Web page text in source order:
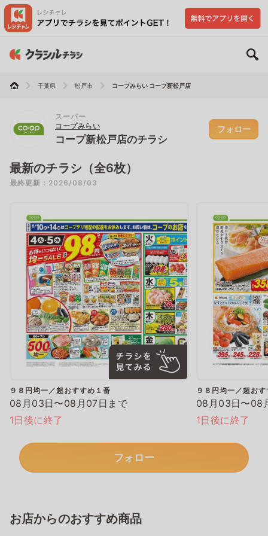
千葉県 松戸市 コープみらい コープ新松戸店
スーパー
コープみらい
コープ新松戸店のチラシ
フォロー
最新のチラシ（全6枚）
最終更新：2026/08/03
９８円均一／超おすすめ１番
08月03日〜08月07日まで
1日後に終了
９８円均一／超お
08月03日〜08
1日後に終了
フォロー
お店からのおすすめ商品